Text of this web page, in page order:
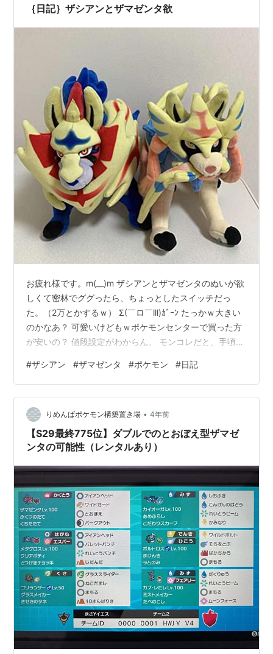
｛日記｝ザシアンとザマゼンタ欲
お疲れ様です。m(__)m ザシアンとザマゼンタのぬいが欲
しくて密林でググったら、ちょっとしたスイッチだっ
た。（2万とかするｗ） Σ(￣ロ￣lll)ｶﾞｰﾝ たっかｗ大きい
のかなあ？ 可愛いけどもｗポケモンセンターで買った方
が安いの？ 値段設定がわからん。 モンコレだと、手頃な
も再現度高め） 近くのショッピングモールにないかな
あ？？ 田舎にはないか。 Σ(￣ロ￣lll)ｶﾞｰﾝ あーあ、ポケ
モンセンターがどこにでもあればいいのに。 悔しくて描
いた。 怖いｗ Σ(￣ロ￣lll)ｶﾞｰﾝ 目が怖かったｗ どこ見て
るの？ また練習します。 では。…
#ザシアン #ザマゼンタ #ポケモン #日記
りめんばポケモン構築置き場 • 4年前
【S29最終775位】ダブルでのとおぼえ型ザマゼ
ンタの可能性（レンタルあり）